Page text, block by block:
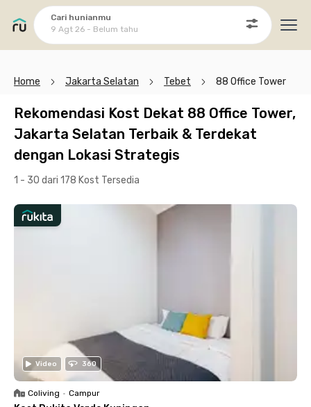
Cari hunianmu
9 Agt 26 - Belum tahu
Home Jakarta Selatan Tebet 88 Office Tower
Rekomendasi Kost Dekat 88 Office Tower,
Jakarta Selatan Terbaik & Terdekat
dengan Lokasi Strategis
1 - 30 dari 178 Kost Tersedia
Video 360
Coliving • Campur